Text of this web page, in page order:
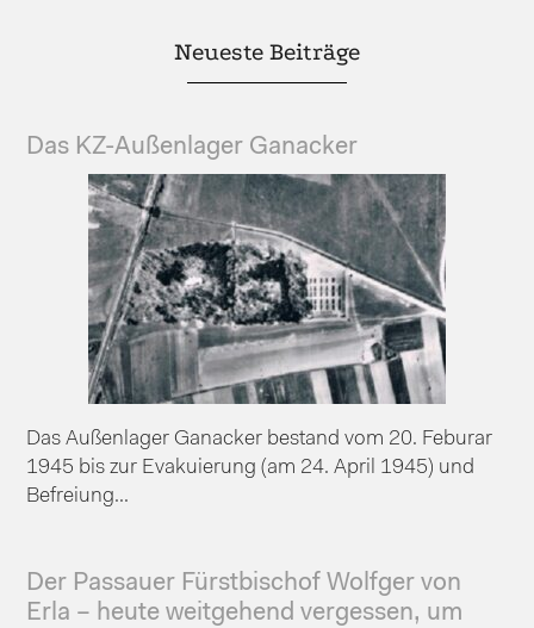
Neueste Beiträge
Das KZ-Außenlager Ganacker
Das Außenlager Ganacker bestand vom 20. Feburar
1945 bis zur Evakuierung (am 24. April 1945) und
Befreiung...
Der Passauer Fürstbischof Wolfger von
Erla – heute weitgehend vergessen, um